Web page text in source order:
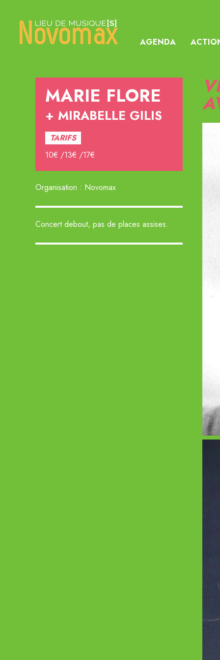
AGENDA
MARIE FLORE
MIRABELLE GILIS
TARIFS
10€ /13€ /17€
Organisation : Novomax
Concert debout, pas de places assises.